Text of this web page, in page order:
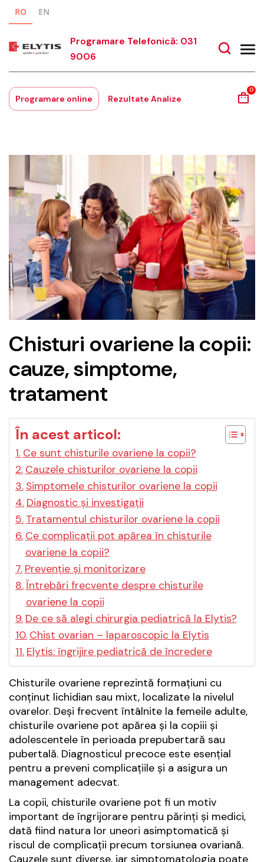
RO EN
Programare Telefonică: 031
9006
Programare online Rezultate Analize
0
Chisturi ovariene la copii:
cauze, simptome,
tratament
În acest articol:
Ce sunt chisturile ovariene la copii?
Cauzele chisturilor ovariene la copii
Simptomele chisturilor ovariene la copii
Diagnostic și investigații
Tratamentul chisturilor ovariene la copii
Ce complicații pot apărea în chisturile
ovariene la copii?
Prevenție și monitorizare
Întrebări frecvente despre chisturile
ovariene la copii
De ce să alegi chirurgia pediatrică la Elytis?
Chist ovarian – laparoscopic la Elytis
Elytis: îngrijire pediatrică de încredere
Chisturile ovariene reprezintă formațiuni cu
conținut lichidian sau mixt, localizate la nivelul
ovarelor. Deși frecvent întâlnite la femeile adulte,
chisturile ovariene pot apărea și la copiii și
adolescentele în perioada prepubertară sau
pubertală. Diagnosticul precoce este esențial
pentru a preveni complicațiile și a asigura un
management adecvat.
La copii, chisturile ovariene pot fi un motiv
important de îngrijorare pentru părinți și medici,
dată fiind natura lor uneori asimptomatică și
riscul de complicații precum torsiunea ovariană.
Cauzele sunt diverse, iar simptomatologia poate